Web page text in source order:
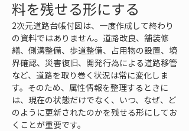
料を残せる形にする
2次元道路台帳付図は、一度作成して終わり
の資料ではありません。道路改良、舗装修
繕、側溝整備、歩道整備、占用物の設置、境
界確認、災害復旧、開発行為による道路移管
など、道路を取り巻く状況は常に変化しま
す。そのため、属性情報を整理するときに
は、現在の状態だけでなく、いつ、なぜ、ど
のように更新されたのかを残せる形にしてお
くことが重要です。